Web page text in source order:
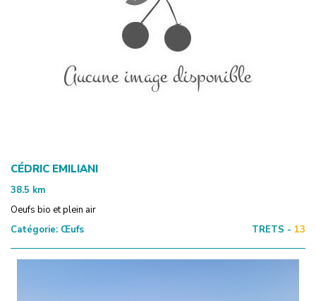
CÉDRIC EMILIANI
38.5 km
Oeufs bio et plein air
Catégorie: Œufs TRETS - 13